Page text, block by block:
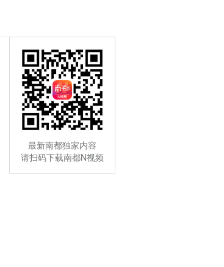
最新南都独家内容
请扫码下载南都N视频